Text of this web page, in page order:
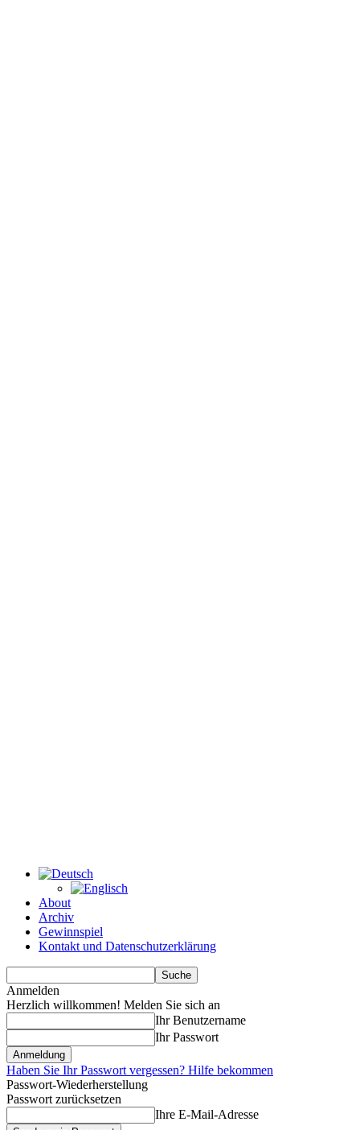
About
Archiv
Gewinnspiel
Kontakt und Datenschutzerklärung
Anmelden
Herzlich willkommen! Melden Sie sich an
Ihr Benutzername
Ihr Passwort
Haben Sie Ihr Passwort vergessen? Hilfe bekommen
Passwort-Wiederherstellung
Passwort zurücksetzen
Ihre E-Mail-Adresse